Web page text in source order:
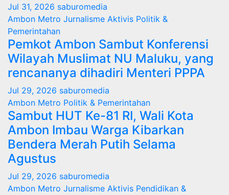
Jul 31, 2026 saburomedia
Ambon Metro Jurnalisme Aktivis Politik &
Pemerintahan
Pemkot Ambon Sambut Konferensi
Wilayah Muslimat NU Maluku, yang
rencananya dihadiri Menteri PPPA
Jul 29, 2026 saburomedia
Ambon Metro Politik & Pemerintahan
Sambut HUT Ke-81 RI, Wali Kota
Ambon Imbau Warga Kibarkan
Bendera Merah Putih Selama
Agustus
Jul 29, 2026 saburomedia
Ambon Metro Jurnalisme Aktivis Pendidikan &